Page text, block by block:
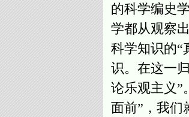
的科学编史
学都从观察
科学知识的“
识。在这一
论乐观主义”
面前”，我们